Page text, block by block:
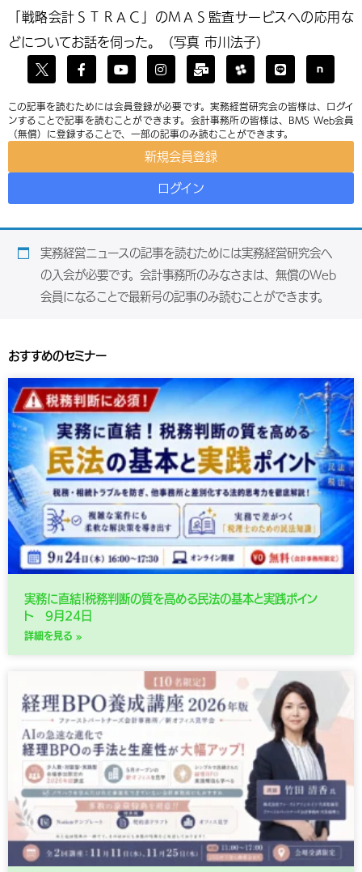
「戦略会計ＳＴＲＡＣ」のＭＡＳ監査サービスへの応用な
どについてお話を伺った。（写真 市川法子）
この記事を読むためには会員登録が必要です。実務経営研究会の皆様は、ログイ
ンすることで記事を読むことができます。会計事務所の皆様は、BMS Web会員
（無償）に登録することで、一部の記事のみ読むことができます。
新規会員登録
ログイン
実務経営ニュースの記事を読むためには実務経営研究会へ
の入会が必要です。会計事務所のみなさまは、無償のWeb
会員になることで最新号の記事のみ読むことができます。
おすすめのセミナー
実務に直結！税務判断の質を高める民法の基本と実践ポイン
ト 9月24日
詳細を見る »